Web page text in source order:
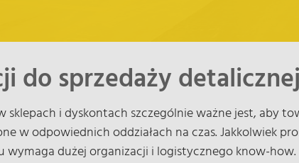
do sprzedaży detalicznej
sklepach i dyskontach szczególnie ważne jest, aby
w odpowiednich oddziałach na czas. Jakkolwiek
wymaga dużej organizacji i logistycznego know-how.